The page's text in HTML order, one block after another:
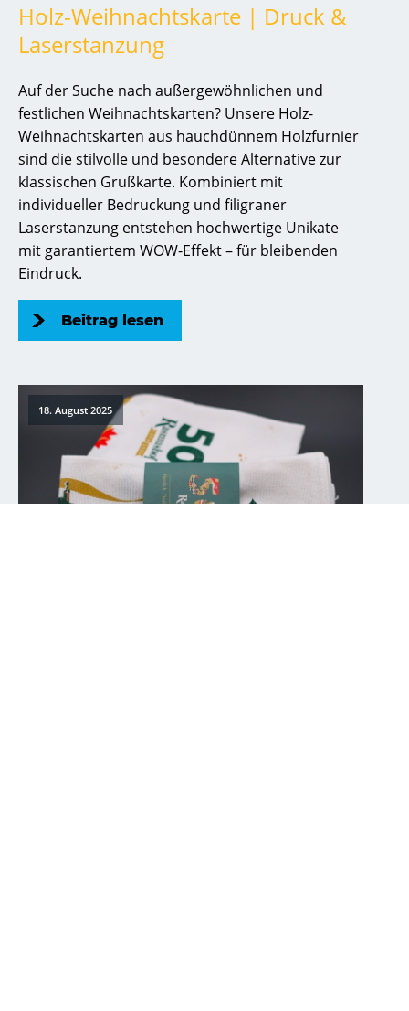
Holz-Weihnachtskarte | Druck &
Laserstanzung
Auf der Suche nach außergewöhnlichen und
festlichen Weihnachtskarten? Unsere Holz-
Weihnachtskarten aus hauchdünnem Holzfurnier
sind die stilvolle und besondere Alternative zur
klassischen Grußkarte. Kombiniert mit
individueller Bedruckung und filigraner
Laserstanzung entstehen hochwertige Unikate
mit garantiertem WOW-Effekt – für bleibenden
Eindruck.
Beitrag lesen
18. August 2025